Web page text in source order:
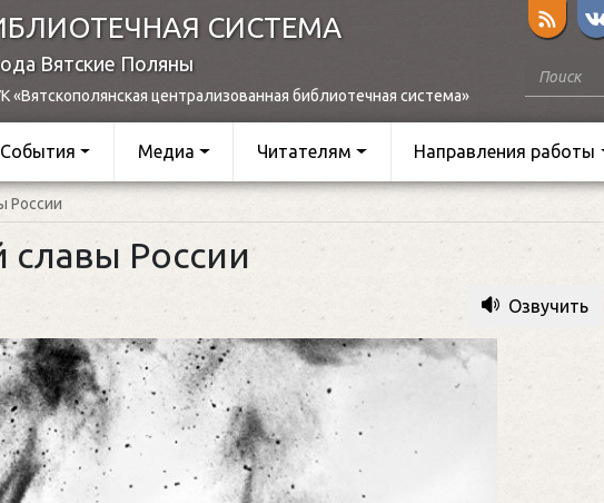
СИСТЕМА
Вятские Поляны
«Вятскополянская централизованная библиотечная система»
События Медиа Читателям Направления работы
России
славы России
Озвучить